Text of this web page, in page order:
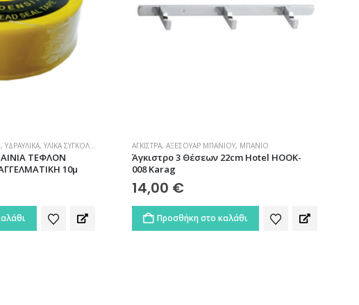
, ΥΔΡΑΥΛΙΚΆ, ΥΛΙΚΆ ΣΥΓΚΌΛΗΣΗΣ – ΣΤΕΓΑΝΟΠΟΊΗΣΗΣ
ΤΕΦΛΟΝ
10μ
ΆΓΚΙΣΤΡΑ, ΑΞΕΣΟΥΆΡ ΜΠΆΝΙΟΥ, ΜΠΆΝΙΟ
Άγκιστρο 3 Θέσεων 22cm Hotel HOOK-
008 Karag
14,00 €
Προσθήκη στο καλάθι